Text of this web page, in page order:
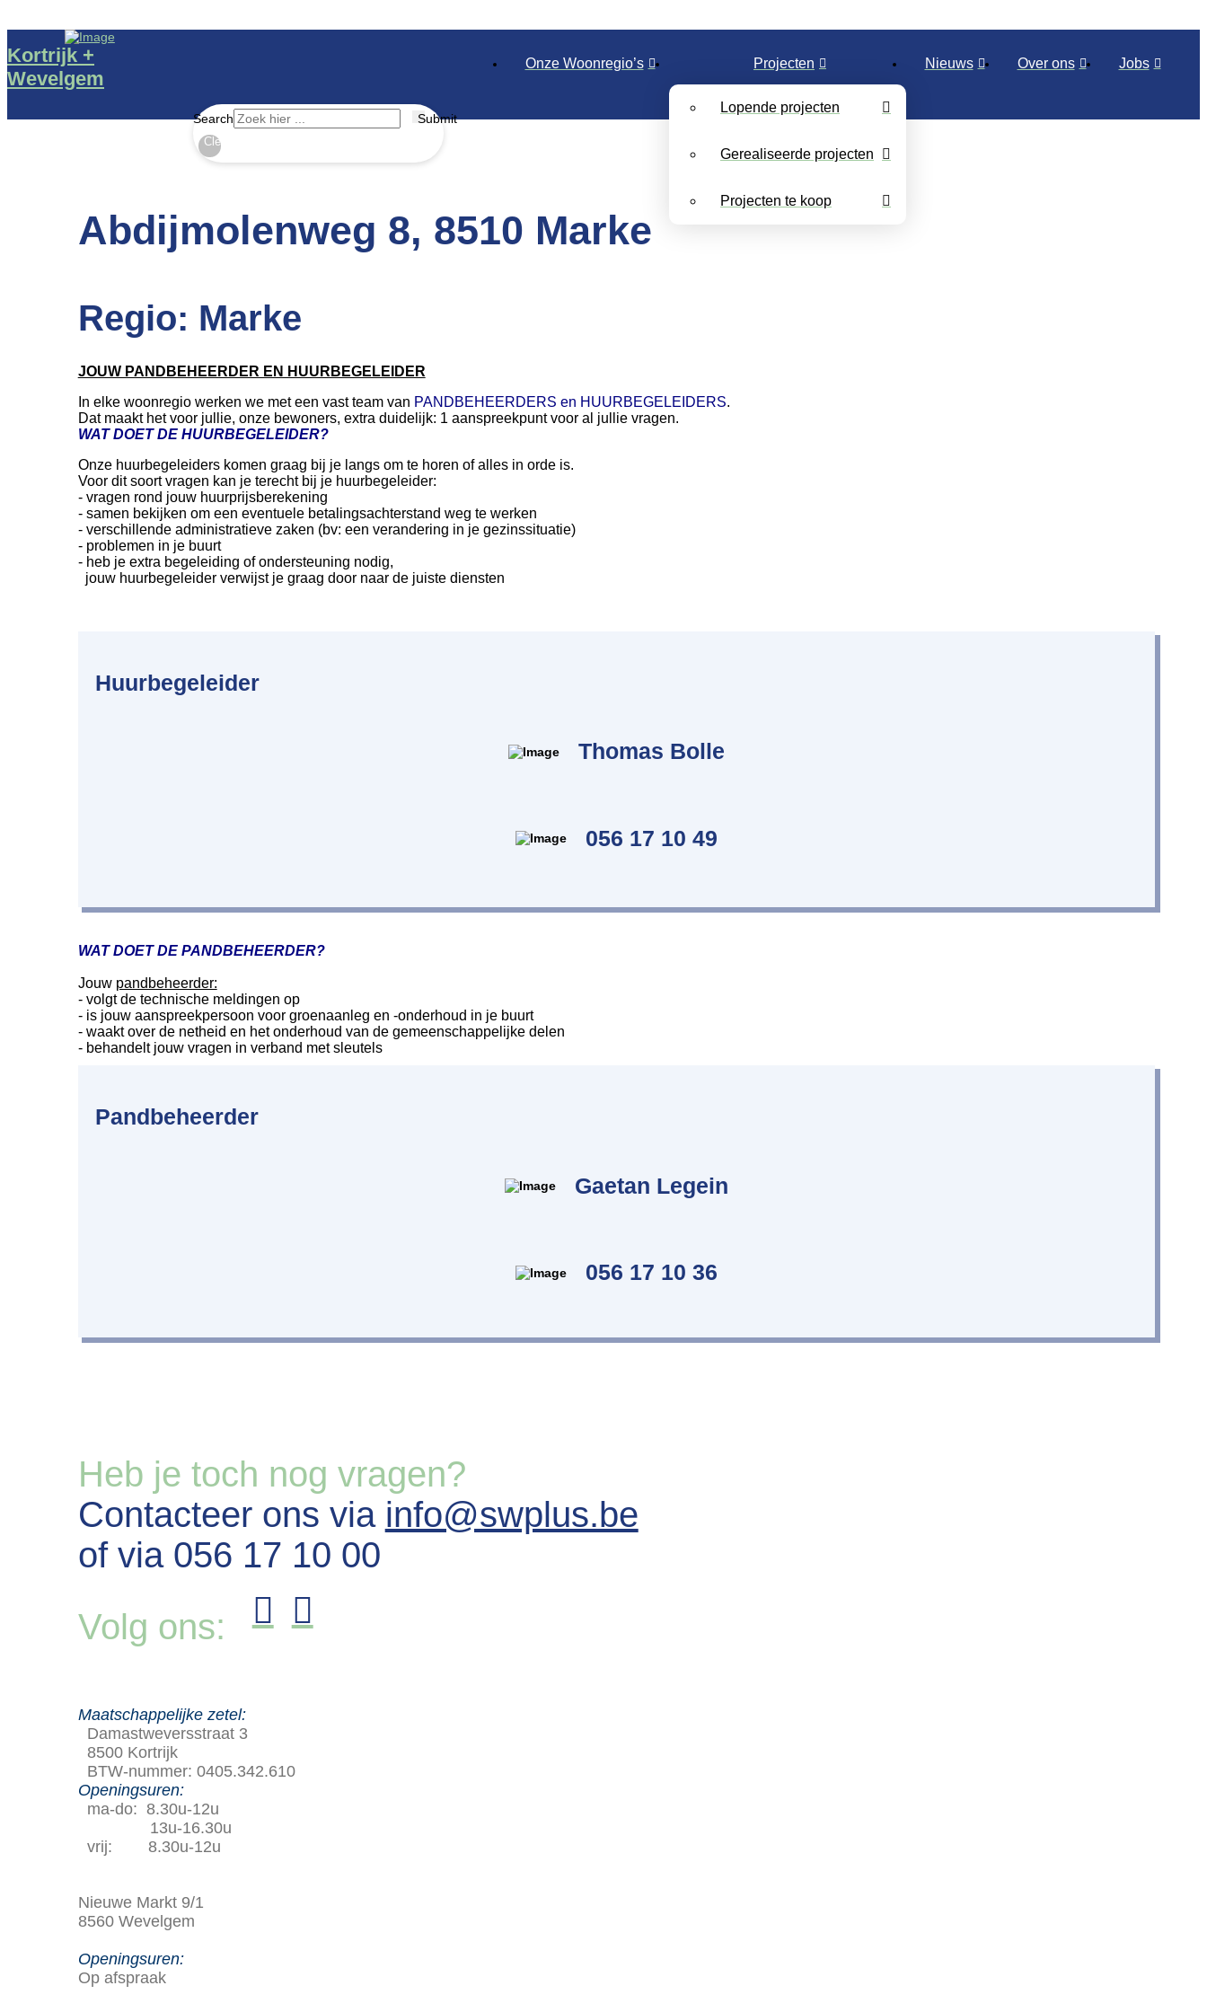
Kortrijk +
Wevelgem
Search Submit
Clear
Onze Woonregio’s Projecten
Lopende projecten
Gerealiseerde projecten
Projecten te koop
Nieuws Over ons Jobs
Abdijmolenweg 8, 8510 Marke
Regio: Marke
JOUW PANDBEHEERDER EN HUURBEGELEIDER
In elke woonregio werken we met een vast team van PANDBEHEERDERS en HUURBEGELEIDERS.
Dat maakt het voor jullie, onze bewoners, extra duidelijk: 1 aanspreekpunt voor al jullie vragen.
WAT DOET DE HUURBEGELEIDER?
Onze huurbegeleiders komen graag bij je langs om te horen of alles in orde is.
Voor dit soort vragen kan je terecht bij je huurbegeleider:
- vragen rond jouw huurprijsberekening
- samen bekijken om een eventuele betalingsachterstand weg te werken
- verschillende administratieve zaken (bv: een verandering in je gezinssituatie)
- problemen in je buurt
- heb je extra begeleiding of ondersteuning nodig,
jouw huurbegeleider verwijst je graag door naar de juiste diensten
Huurbegeleider
Thomas Bolle
056 17 10 49
WAT DOET DE PANDBEHEERDER?
Jouw pandbeheerder:
- volgt de technische meldingen op
- is jouw aanspreekpersoon voor groenaanleg en -onderhoud in je buurt
- waakt over de netheid en het onderhoud van de gemeenschappelijke delen
- behandelt jouw vragen in verband met sleutels
Pandbeheerder
Gaetan Legein
056 17 10 36
Heb je toch nog vragen?
Contacteer ons via info@swplus.be
of via 056 17 10 00
Volg ons:
Maatschappelijke zetel:
Damastweversstraat 3
8500 Kortrijk
BTW-nummer: 0405.342.610
Openingsuren:
ma-do: 8.30u-12u
13u-16.30u
vrij: 8.30u-12u
Nieuwe Markt 9/1
8560 Wevelgem
Openingsuren:
Op afspraak